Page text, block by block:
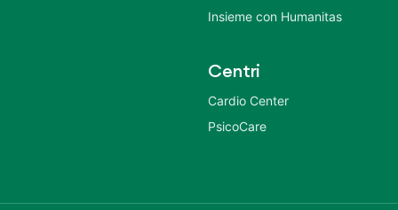
Insieme con Humanitas
Centri
Cardio Center
PsicoCare